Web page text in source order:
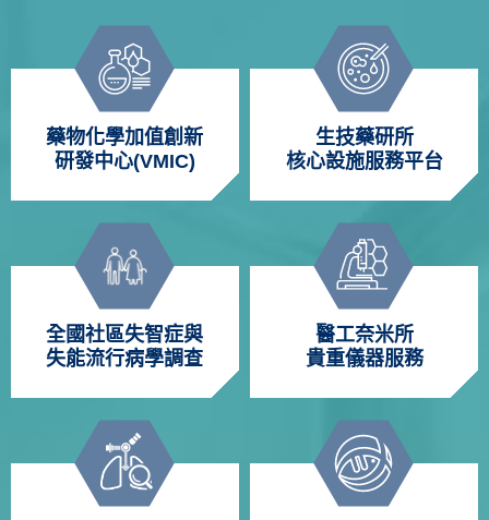
藥物化學加值創新
研發中心(VMIC)
生技藥研所
核心設施服務平台
全國社區失智症與
失能流行病學調查
醫工奈米所
貴重儀器服務